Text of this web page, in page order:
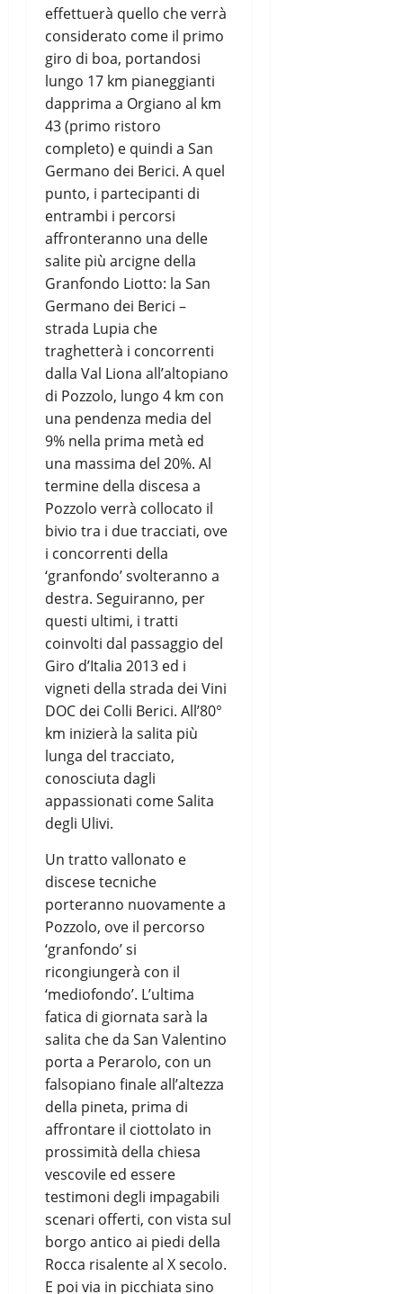
effettuerà quello che verrà
considerato come il primo
giro di boa, portandosi
lungo 17 km pianeggianti
dapprima a Orgiano al km
43 (primo ristoro
completo) e quindi a San
Germano dei Berici. A quel
punto, i partecipanti di
entrambi i percorsi
affronteranno una delle
salite più arcigne della
Granfondo Liotto: la San
Germano dei Berici –
strada Lupia che
traghetterà i concorrenti
dalla Val Liona all’altopiano
di Pozzolo, lungo 4 km con
una pendenza media del
9% nella prima metà ed
una massima del 20%. Al
termine della discesa a
Pozzolo verrà collocato il
bivio tra i due tracciati, ove
i concorrenti della
‘granfondo’ svolteranno a
destra. Seguiranno, per
questi ultimi, i tratti
coinvolti dal passaggio del
Giro d’Italia 2013 ed i
vigneti della strada dei Vini
DOC dei Colli Berici. All’80°
km inizierà la salita più
lunga del tracciato,
conosciuta dagli
appassionati come Salita
degli Ulivi.
Un tratto vallonato e
discese tecniche
porteranno nuovamente a
Pozzolo, ove il percorso
‘granfondo’ si
ricongiungerà con il
‘mediofondo’. L’ultima
fatica di giornata sarà la
salita che da San Valentino
porta a Perarolo, con un
falsopiano finale all’altezza
della pineta, prima di
affrontare il ciottolato in
prossimità della chiesa
vescovile ed essere
testimoni degli impagabili
scenari offerti, con vista sul
borgo antico ai piedi della
Rocca risalente al X secolo.
E poi via in picchiata sino